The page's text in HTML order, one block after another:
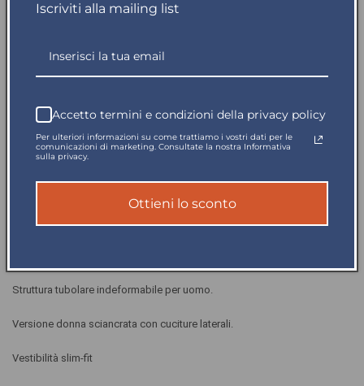
Basic
145
gr
Basic
145
gr
Pagamento sicuro
T-shirt in cotone pettinato.
Struttura tubolare indeformabile per uomo.
Versione donna sciancrata con cuciture laterali.
Vestibilità slim-fit
Iscriviti alla mailing list
Accetto termini e condizioni della privacy policy
Per ulteriori informazioni su come trattiamo i vostri dati per le
comunicazioni di marketing. Consultate la nostra Informativa
sulla privacy.
Ottieni lo sconto